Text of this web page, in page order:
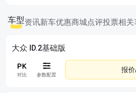
车型资讯新车优惠商城点评投票相关
大众 ID.2基础版
对比 参数配置
报